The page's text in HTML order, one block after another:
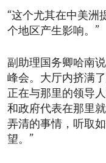
“这个尤其在中美洲
个地区产生影响。”
副助理国务卿哈南
峰会。大厅内挤满
正在与那里的领导
和政府代表在那里
弄清的事情，听取
望。”